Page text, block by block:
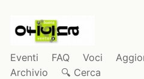
Eventi FAQ Voci
Archivio
🔍 Cerca